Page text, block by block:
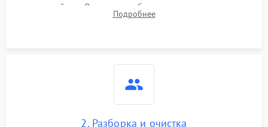
устройства. Оценка потребления тока с помощью
лабораторного блока питания для локализации проблемы.
Подробнее
2. Разборка и очистка